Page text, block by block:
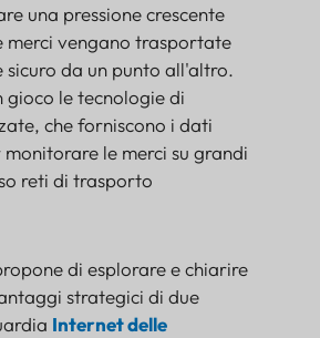
una pressione crescente
merci vengano trasportate
sicuro da un punto all'altro.
gioco le tecnologie di
che forniscono i dati
le merci su grandi
reti di trasporto
di esplorare e chiarire
strategici di due
Internet delle